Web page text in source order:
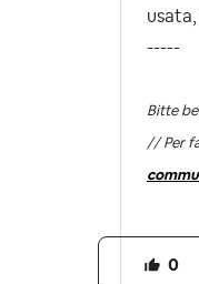
-----
Bitte
// Per
0